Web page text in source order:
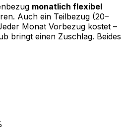
monatlich flexibel
Auch ein Teilbezug (20–
Monat Vorbezug kostet –
bringt einen Zuschlag. Beides